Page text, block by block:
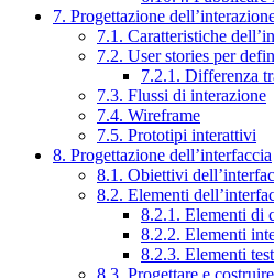
7. Progettazione
7.1. Caratteristiche
7.2. User stories per
7.2.1. Differenza
7.3. Flussi di interazione
7.4. Wireframe
7.5. Prototipi interattivi
8. Progettazione dell’interfaccia
8.1. Obiettivi
8.2. Elementi
8.2.1. Elementi di
8.2.2. Elementi
8.2.3. Elementi
8.3. Progettare e